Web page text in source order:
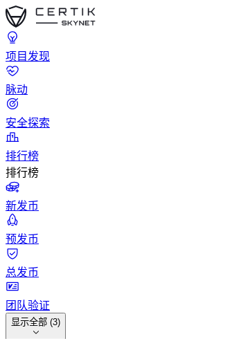
项目发现
脉动
安全探索
排行榜
排行榜
新发币
预发币
总发币
团队验证
显示全部 (3)